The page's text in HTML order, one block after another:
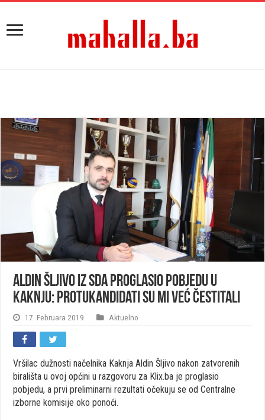
Aldin Šljivo iz SDA proglasio pobjedu u
Kaknju: Protukandidati su mi već čestitali
17. Februara 2019. Aktuelno
Vršilac dužnosti načelnika Kaknja Aldin Šljivo nakon zatvorenih
birališta u ovoj općini u razgovoru za Klix.ba je proglasio
pobjedu, a prvi preliminarni rezultati očekuju se od Centralne
izborne komisije oko ponoći.